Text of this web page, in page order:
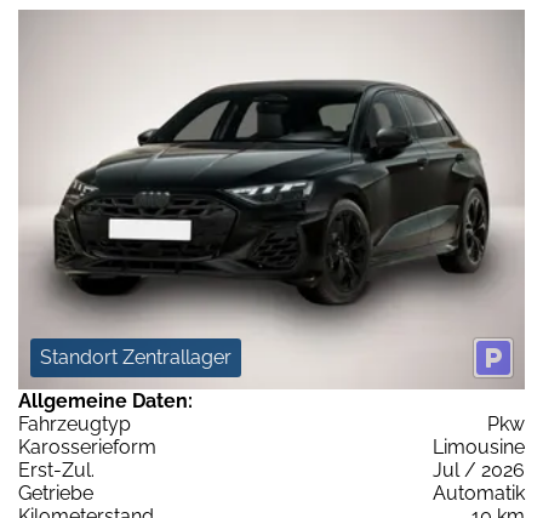
Standort Zentrallager
Allgemeine Daten:
Fahrzeugtyp
Pkw
Karosserieform
Limousine
Erst-Zul.
Jul / 2026
Getriebe
Automatik